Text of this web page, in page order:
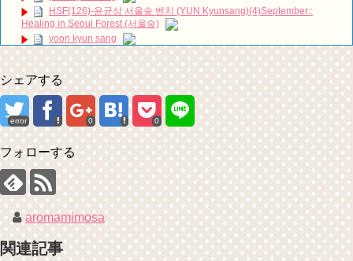
は？韓国俳優の突然の別れ NEW!
ユン・シユン＆イ・ユヨン主演「親愛なる判事様」視聴率7.8％で水
木ドラマ1位をキープ Big News TV
ハン・ヘジン 한혜진 – (선공개) 강남 3대 얼짱 출신 &#39;한혜진 언니
&#39; (ft. 도여니의 학창시절) | 편 먹고 갈래요? 밥블레스유 2 bobblessyou2
EP.18
ソン・ヘギョ – ソンヘギョ キスまとめ
ハン・ヘジン 한혜진 – Still We (여전히 우리는)
한가인 –
「ライフ・ オン・ マーズ」2019年11月2日TSUTAYAにて先行レンタ
ル開始！
(ENG SUB) Behind The Scene Hyun Bin 현빈❤️ 손예진 Son Ye Jin-
Crash Landing On You/ヒョンビン❤️ソンイェジン / エンジョイ❕
ユン・ギュンサン、番組にも登場した愛猫が急死…イ・ソンギョンら
同僚芸能人から慰めの言葉が続々 – Taka News
キム・レウォンの影絵遊び！？「黒騎士～永遠の約束～」メイキング
を一部公開（DVD-SET2特典映像より）
HSF(126)-윤균상 서울숲 벤치 (YUN Kyunsang)(4)September::
Healing in Seoul Forest (서울숲)
yoon kyun sang
ユン・ギュンサン主演「潜入弁護人」第1回特別公開！
九尾狐外伝 第２話 キム・ジウ チョ・ヒョンジェ
九尾狐外伝 メイキング03 ハン・イェスル
チョ・ヒョンジェ 조현재 九尾狐外伝 制作発表会
キム・テヒの弟イ・ワン♥イ・ボミ、今日（28日）結婚……
「まず熱く掃除せよ」女優キム・ユジョン、「健康がとても回復…痩
せたのはソン・ジェリムのせい!? 」 (11/26)
【裏芸能】キムユジョンの熱愛彼氏はあの大物俳優
キム・ユジョン、美しいセルフショットで近況を伝える“会いたいで
しょ？” Big News TV
キム・ユジョン、新ドラマ「まず熱く掃除せよ」に出演確定…“台本
を見た瞬間惹かれた” 20180123
幻の王女チャミョンゴ エンディング
YUCHUN ♥ LOVE 15 「成均館 5話」
[Fan MV]七日の王妃(7일의 왕비)OST – 정기고 (Junggigo) – 그리고 그
シェアする
error 0 0
フォローする
aromamimosa
関連記事